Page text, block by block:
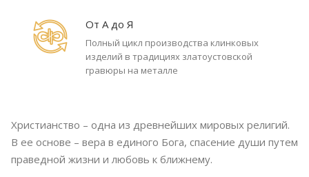
От А до Я
Полный цикл производства клинковых
изделий в традициях златоустовской
гравюры на металле
Христианство – одна из древнейших мировых религий.
В ее основе – вера в единого Бога, спасение души путем
праведной жизни и любовь к ближнему.